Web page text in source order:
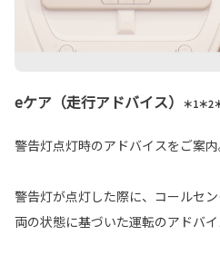
eケア（走行アドバイス） ＊1＊2
警告灯点灯時のアドバイスをご案内
警告灯が点灯した際に、コールセ
両の状態に基づいた運転のアドバイ